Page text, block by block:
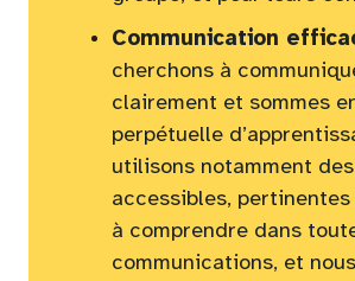
Communication
cherchons à
clairement et sommes
perpétuelle
utilisons notamment
accessibles,
à comprendre dans
communications, et